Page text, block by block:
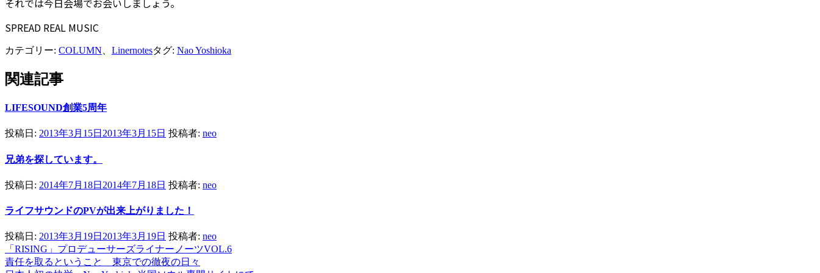
それでは今日会場でお会いしましょう。
SPREAD REAL MUSIC
カテゴリー: COLUMN Linernotesタグ: Nao Yoshioka
関連記事
LIFESOUND創業5周年
投稿日: 2013年3月15日 2013年3月15日 投稿者: neo
兄弟を探しています。
投稿日: 2014年7月18日 2014年7月18日 投稿者: neo
ライフサウンドのPVが出来上がりました！
投稿日: 2013年3月19日 2013年3月19日 投稿者: neo
投
「RISING」プロデューサーズライナーノーツVOL.6
責任を取るということ 東京での徹夜の日々